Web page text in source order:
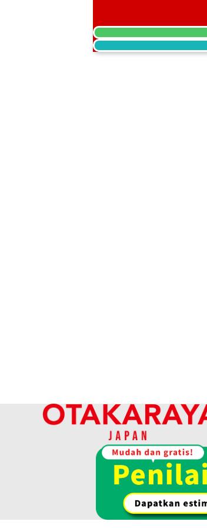
18K gold (K18) Kihei ring
3,4g
Referensi Harga Buyback
24K gold (K24) necklace
13,5g
Referensi Harga Buyback
Rp 39.904.731